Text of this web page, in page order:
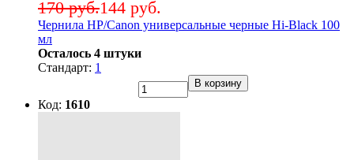
144 руб.
170 руб.
Чернила HP/Canon универсальные черные Hi-Black 100
мл
Осталось 4 штуки
Стандарт: 1
В корзину
Код: 1610